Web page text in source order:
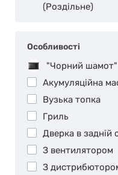
(Роздільне)
Особливості
"Чорний шамот"
Акумуляційна
Вузька топка
Гриль
Дверка в задній
З вентилятором
З